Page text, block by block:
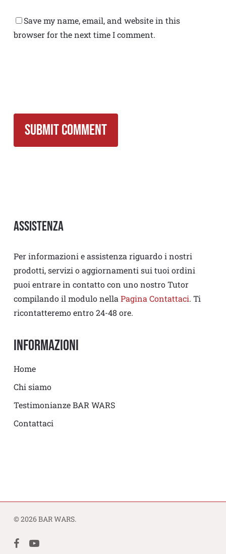
Save my name, email, and website in this
browser for the next time I comment.
Assistenza
Per informazioni e assistenza riguardo i nostri
prodotti, servizi o aggiornamenti sui tuoi ordini
puoi entrare in contatto con uno nostro Tutor
compilando il modulo nella Pagina Contattaci. Ti
ricontatteremo entro 24-48 ore.
Informazioni
Home
Chi siamo
Testimonianze BAR WARS
Contattaci
© 2026 BAR WARS.